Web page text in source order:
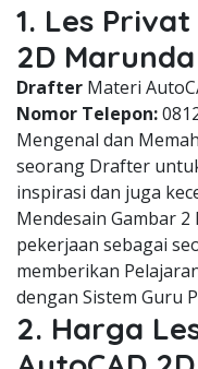
1. Les
2D
Drafter Materi
Nomor Telepon:
Mengenal dan
seorang Drafter
inspirasi dan juga
Mendesain Gambar
pekerjaan sebagai
memberikan
dengan Sistem Guru
2. Harga